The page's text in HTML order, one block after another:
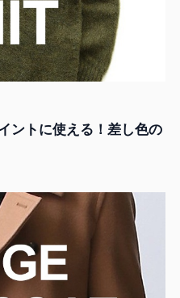
ントに使える！差し色の